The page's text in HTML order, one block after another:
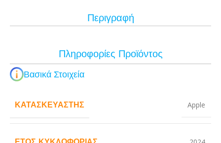
Περιγραφή
Πληροφορίες Προϊόντος
Βασικά Στοιχεία
ΚΑΤΑΣΚΕΥΑΣΤΉΣ Apple